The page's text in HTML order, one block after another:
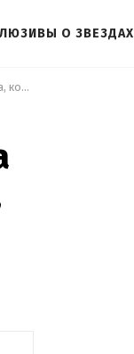
О ЗВЕЗДАХ
Куда исчезла победительница "Голоса страны" Оксана Муха, которая поборола рак